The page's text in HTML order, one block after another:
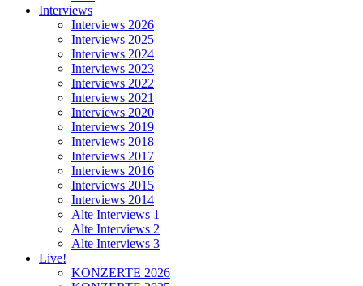
Interviews
Interviews 2026
Interviews 2025
Interviews 2024
Interviews 2023
Interviews 2022
Interviews 2021
Interviews 2020
Interviews 2019
Interviews 2018
Interviews 2017
Interviews 2016
Interviews 2015
Interviews 2014
Alte Interviews 1
Alte Interviews 2
Alte Interviews 3
Live!
KONZERTE 2026